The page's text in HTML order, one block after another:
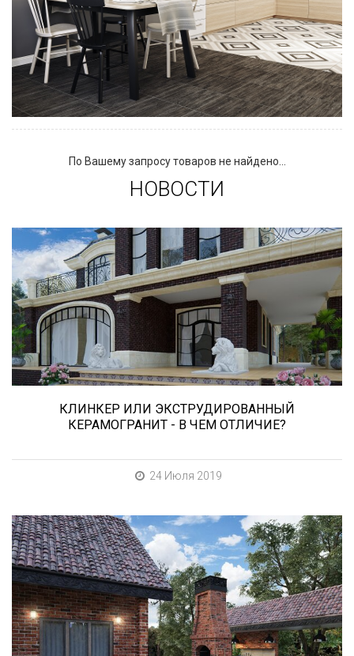
По Вашему запросу товаров не найдено...
НОВОСТИ
Сегодня «клинкером» называют все подряд...
и напольную плитку и ступени (фронтальные,
угловые) для облицовки крыльца, фасадную
плитку и другие материалы преимущественно
для экстерьерной отделки домов, зон
мангала, барбекю, лестниц и т.д. А в...
КЛИНКЕР ИЛИ ЭКСТРУДИРОВАННЫЙ
КЕРАМОГРАНИТ - В ЧЕМ ОТЛИЧИЕ?
24 Июля 2019
В этой статье мы расскажем о том, что
нужно учесть при выборе и укладке уличных
облицовочных материалов (ступени и плитка).